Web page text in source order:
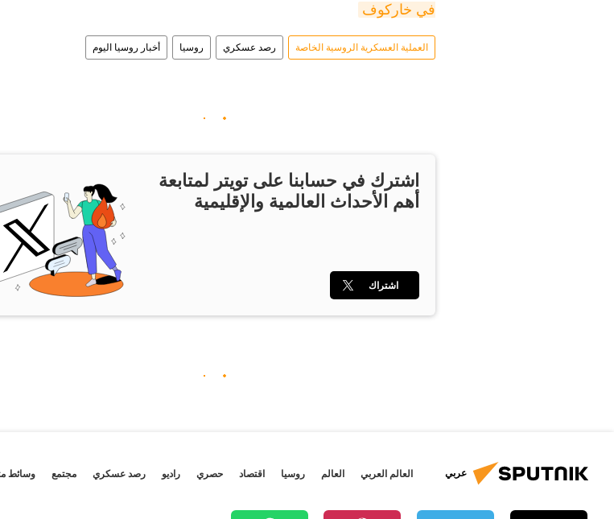
في خاركوف
العملية العسكرية الروسية الخاصة رصد عسكري روسيا أخبار روسيا اليوم
اشترك في حسابنا على تويتر لمتابعة
أهم الأحداث العالمية والإقليمية
اشتراك
عربي العالم العربي العالم روسيا اقتصاد حصري راديو رصد عسكري مجتمع وسائط